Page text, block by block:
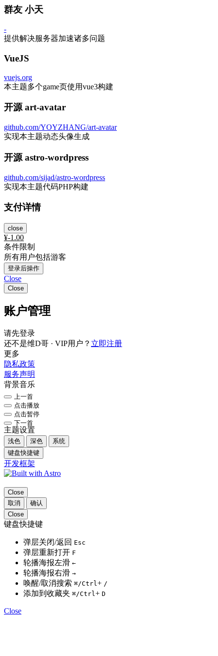
群友 小天
-
提供解决服务器加速诸多问题
VueJS
vuejs.org
本主题多个game页使用vue3构建
开源 art-avatar
github.com/YOYZHANG/art-avatar
实现本主题动态头像生成
开源 astro-wordpress
github.com/sijad/astro-wordpress
实现本主题代码PHP构建
支付详情
close
¥-1.00
条件限制
所有用户包括游客
登录后操作
Close
Close
账户管理
请先登录
还不是维D哥 · VIP用户？ 立即注册
更多
隐私政策
服务声明
背景音乐
上一首
点击播放
点击暂停
下一首
主题设置
浅色 深色
系统
键盘快捷键
开发框架
Close
取消
确认
Close
键盘快捷键
弹层关闭/返回 Esc
弹层重新打开 F
轮播海报左滑 ←
轮播海报右滑 →
唤醒/取消搜索 ⌘/Ctrl + /
添加到收藏夹 ⌘/Ctrl + D
Close